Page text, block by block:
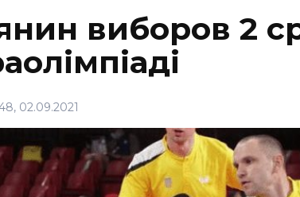
Соціум
НОВИНИ
виборов 2
02.09.2021